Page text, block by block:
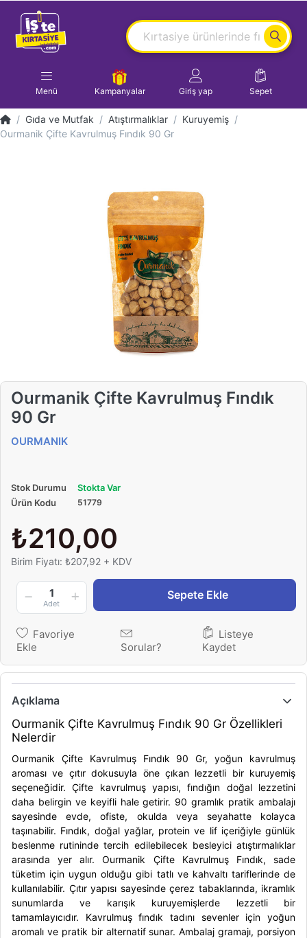
Menü Kampanyalar Giriş yap Sepet
Gıda ve Mutfak Atıştırmalıklar
Kuruyemiş
Ourmanik Çifte Kavrulmuş Fındık 90 Gr
Ourmanik Çifte Kavrulmuş Fındık
90 Gr
OURMANIK
Stok Durumu
Stokta Var
Ürün Kodu
51779
₺210,00
Birim Fiyatı: ₺207,92 + KDV
1
Adet
Sepete Ekle
Favoriye
Ekle
Sorular?
Listeye
Kaydet
Açıklama
Ourmanik Çifte Kavrulmuş Fındık 90 Gr Özellikleri
Nelerdir
Ourmanik Çifte Kavrulmuş Fındık 90 Gr, yoğun kavrulmuş
aroması ve çıtır dokusuyla öne çıkan lezzetli bir kuruyemiş
seçeneğidir. Çifte kavrulmuş yapısı, fındığın doğal lezzetini
daha belirgin ve keyifli hale getirir. 90 gramlık pratik ambalajı
sayesinde evde, ofiste, okulda veya seyahatte kolayca
taşınabilir. Fındık, doğal yağlar, protein ve lif içeriğiyle günlük
beslenme rutininde tercih edilebilecek besleyici atıştırmalıklar
arasında yer alır. Ourmanik Çifte Kavrulmuş Fındık, sade
tüketim için uygun olduğu gibi tatlı ve kahvaltı tariflerinde de
kullanılabilir. Çıtır yapısı sayesinde çerez tabaklarında, ikramlık
sunumlarda ve karışık kuruyemişlerde lezzetli bir
tamamlayıcıdır. Kavrulmuş fındık tadını sevenler için yoğun
aromalı ve pratik bir alternatif sunar. Ambalaj gramajı, porsiyon